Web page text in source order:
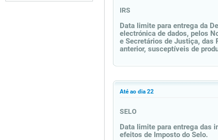
IRS
Data limite para entrega da
electrónica de dados, pelos
e Secretários de Justiça, das
anterior, susceptíveis de
Até ao dia 22
SELO
Data limite para entrega das
efeitos de Imposto do Selo.